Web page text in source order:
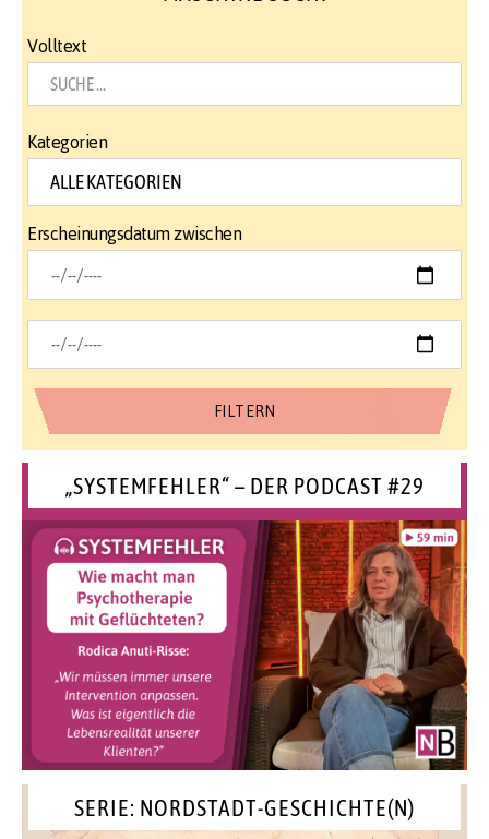
Volltext
Kategorien
Erscheinungsdatum zwischen
„SYSTEMFEHLER“ – DER PODCAST #29
SERIE: NORDSTADT-GESCHICHTE(N)